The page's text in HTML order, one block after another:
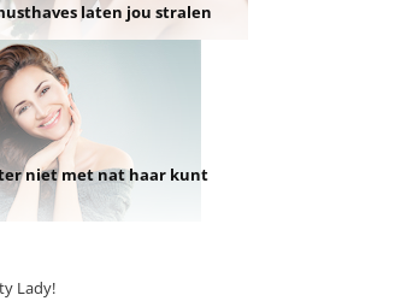
laten jou stralen
niet met nat haar kunt
Lady!